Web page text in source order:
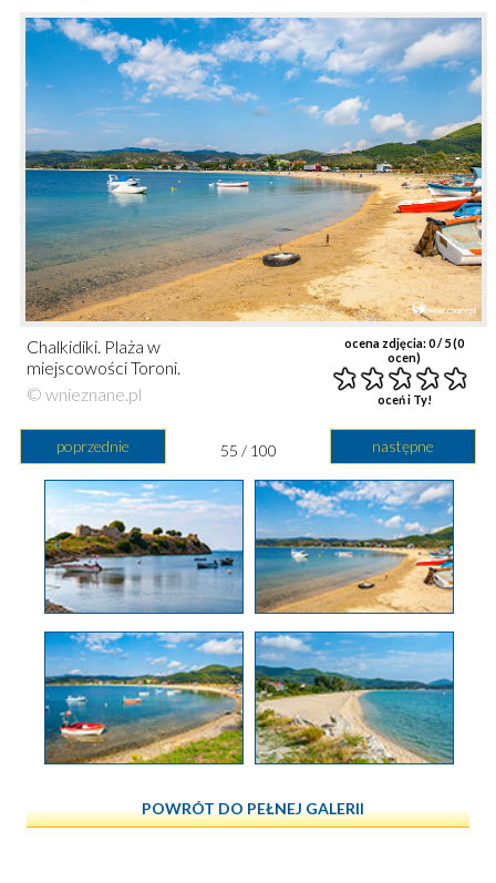
ocena zdjęcia:0/ 5 (0
ocen)
oceń i Ty!
Chalkidiki. Plaża w
miejscowości Toroni.
© wnieznane.pl
poprzednie następne
55 / 100
POWRÓT DO PEŁNEJ GALERII